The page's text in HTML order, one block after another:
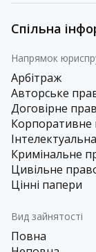
Спільна
Напрямок
Арбітраж
Авторське
Договірне
Корпоративне
Кримінальне
Цивільне
Цінні папери
Вид зайнятості
Повна